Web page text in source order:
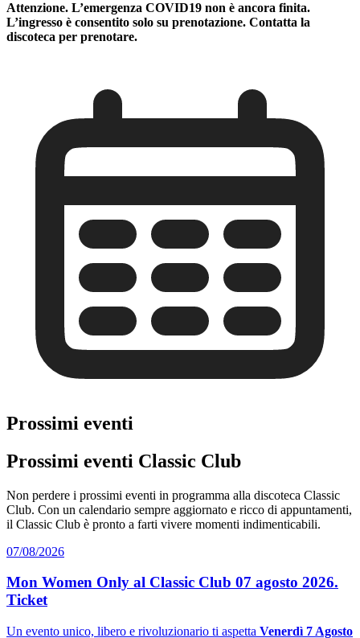
Attenzione. L’emergenza COVID19 non è ancora finita.
L’ingresso è consentito solo su prenotazione. Contatta la
discoteca per prenotare.
Prossimi eventi
Prossimi eventi Classic Club
Non perdere i prossimi eventi in programma alla discoteca Classic
Club. Con un calendario sempre aggiornato e ricco di appuntamenti,
il Classic Club è pronto a farti vivere momenti indimenticabili.
07/08/2026
Mon Women Only al Classic Club 07 agosto 2026.
Ticket
Un evento unico, libero e rivoluzionario ti aspetta Venerdì 7 Agosto